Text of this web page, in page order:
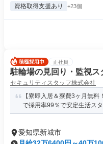
資格取得支援あり +23個
正社員
駐輪場の見回り・監視
セキュリティスタッフ株式会社
【寮即入居＆寮費3ヶ月無
で採用率99％で安定生活ス
愛知県新城市